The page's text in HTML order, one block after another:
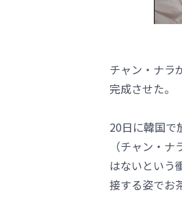
チャン・ナラ
完成させた。
20日に韓国で
（チャン・
はないという
接する姿でお